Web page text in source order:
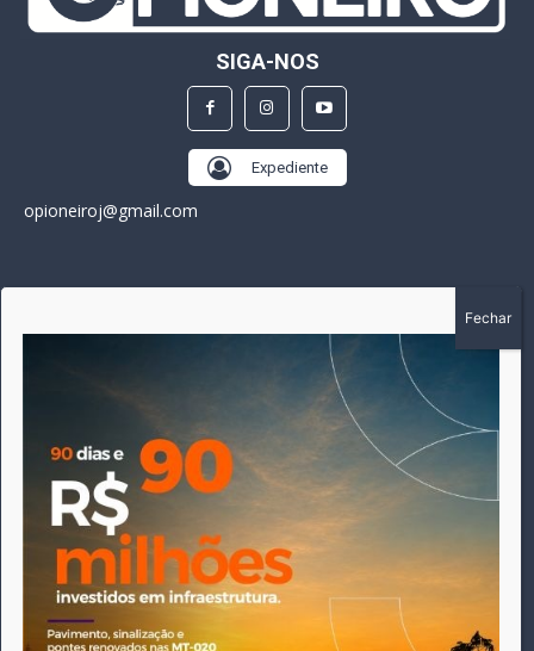
SIGA-NOS
Expediente
opioneiroj@gmail.com
A história do Pioneiro inicia em fevereiro de 2005 em
Canarana - MT, na época, como um jornal impresso semanal,
que chegou a possuir mil assinantes. Durante 15 anos, foram
publicadas 691 edições que narraram os acontecimentos
políticos, policiais e cotidianos de Canarana e região. Fiel a sua
origem, pautado sempre pela busca incessante da
imparcialidade, faz jus a sua logo, com o característico "avião
da praça" de Canarana, sendo o símbolo do
comprometimento deste veículo de comunicação com o
relato dos fatos neste município. Em 06 de dezembro de 2019
circulou a última edição impressa do jornal, que desde então
tem veiculação exclusivamente online.